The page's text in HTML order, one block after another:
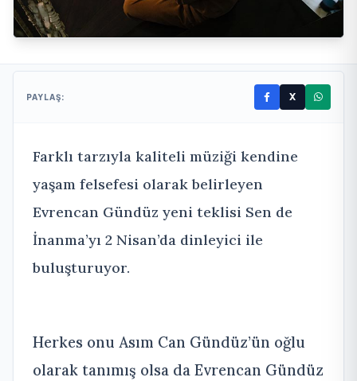
PAYLAŞ: X
Farklı tarzıyla kaliteli müziği kendine
yaşam felsefesi olarak belirleyen
Evrencan Gündüz yeni teklisi Sen de
İnanma’yı 2 Nisan’da dinleyici ile
buluşturuyor.
Herkes onu Asım Can Gündüz’ün oğlu
olarak tanımış olsa da Evrencan Gündüz